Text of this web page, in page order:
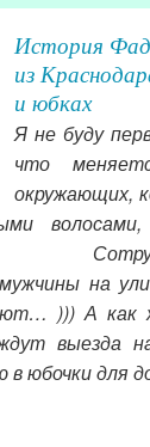
История
из
и юбках
Я не буду
что
окружающих,
на
))) А как
выезда
юбочки для